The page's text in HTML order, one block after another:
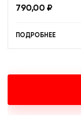
790,00 ₽
ПОДРОБНЕЕ